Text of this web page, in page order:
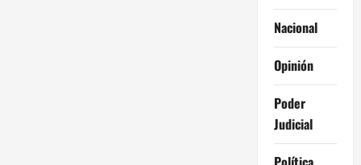
Nacional
Opinión
Poder
Judicial